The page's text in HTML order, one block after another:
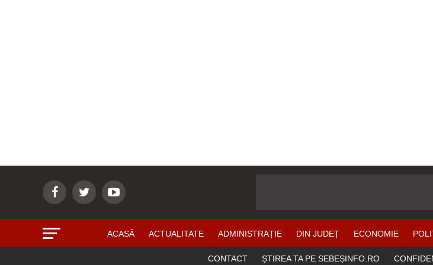
ACASĂ ACTUALITATE ADMINISTRAȚIE DIN JUDEȚ ECONOMIE
CONTACT ȘTIREA TA PE SEBEȘINFO.RO